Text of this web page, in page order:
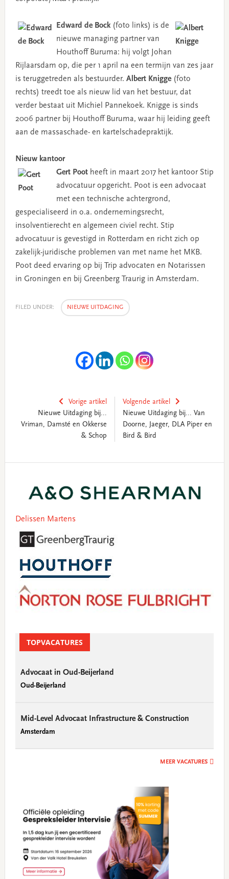
Edward de Bock(foto links) is de
nieuwe managing partner van
Houthoff Buruma: hij volgt Johan
Rijlaarsdam op, die per 1 april na een termijn van zes jaar
is teruggetreden als bestuurder. Albert Knigge(foto
rechts) treedt toe als nieuw lid van het bestuur, dat
verder bestaat uit Michiel Pannekoek. Knigge is sinds
2006 partner bij Houthoff Buruma, waar hij leiding geeft
aan de massaschade- en kartelschadepraktijk.
Nieuw kantoor
Gert Pootheeft in maart 2017 het kantoor Stip
advocatuur opgericht. Poot is een advocaat
met een technische achtergrond,
gespecialiseerd in o.a. ondernemingsrecht,
insolventierecht en algemeen civiel recht. Stip
advocatuur is gevestigd in Rotterdam en richt zich op
zakelijk-juridische problemen van met name het MKB.
Poot deed ervaring op bij Trip advocaten en Notarissen
in Groningen en bij Greenberg Traurig in Amsterdam.
FILED UNDER: NIEUWE UITDAGING
Vorige artikel
Nieuwe Uitdaging bij...
Vriman, Damsté en Okkerse
& Schop
Volgende artikel
Nieuwe Uitdaging bij... Van
Doorne, Jaeger, DLA Piper en
Bird & Bird
Delissen Martens
TOPVACATURES
Advocaat in Oud-Beijerland
Oud-Beijerland
Mid-Level Advocaat Infrastructure & Construction
Amsterdam
MEER VACATURES